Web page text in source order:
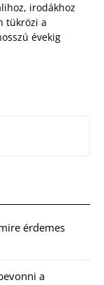
irodákhoz
tükrözi a
évekig
érdemes
a